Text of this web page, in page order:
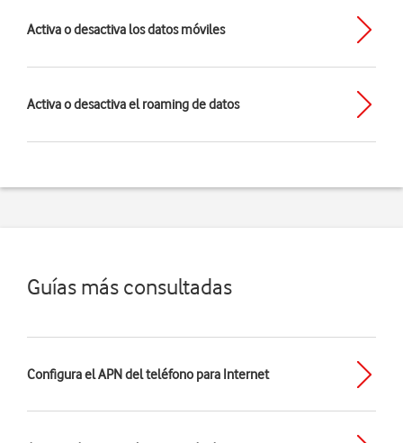
Activa o desactiva los datos móviles
Activa o desactiva el roaming de datos
Guías más consultadas
Configura el APN del teléfono para Internet